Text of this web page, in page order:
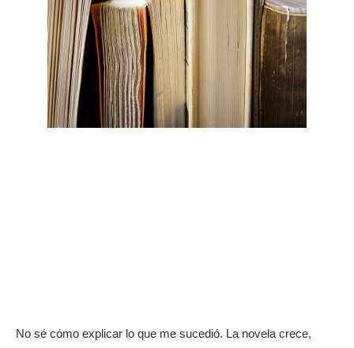
No sé cómo explicar lo que me sucedió. La novela crece,